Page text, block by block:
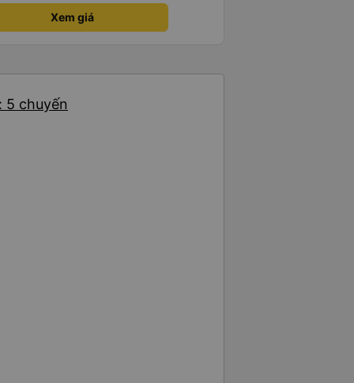
bạn ấy nha. Nếu bạn ấy bị trừ
mình, mình hỗ trợ ạ. Số mình
16/1. À các bạn nữ lễ tân xinh
sang đôi xong còn note là
đôi mà nằm một thì mỗi
nhưng đủ để đánh giá
Xem giá
5 chuyến